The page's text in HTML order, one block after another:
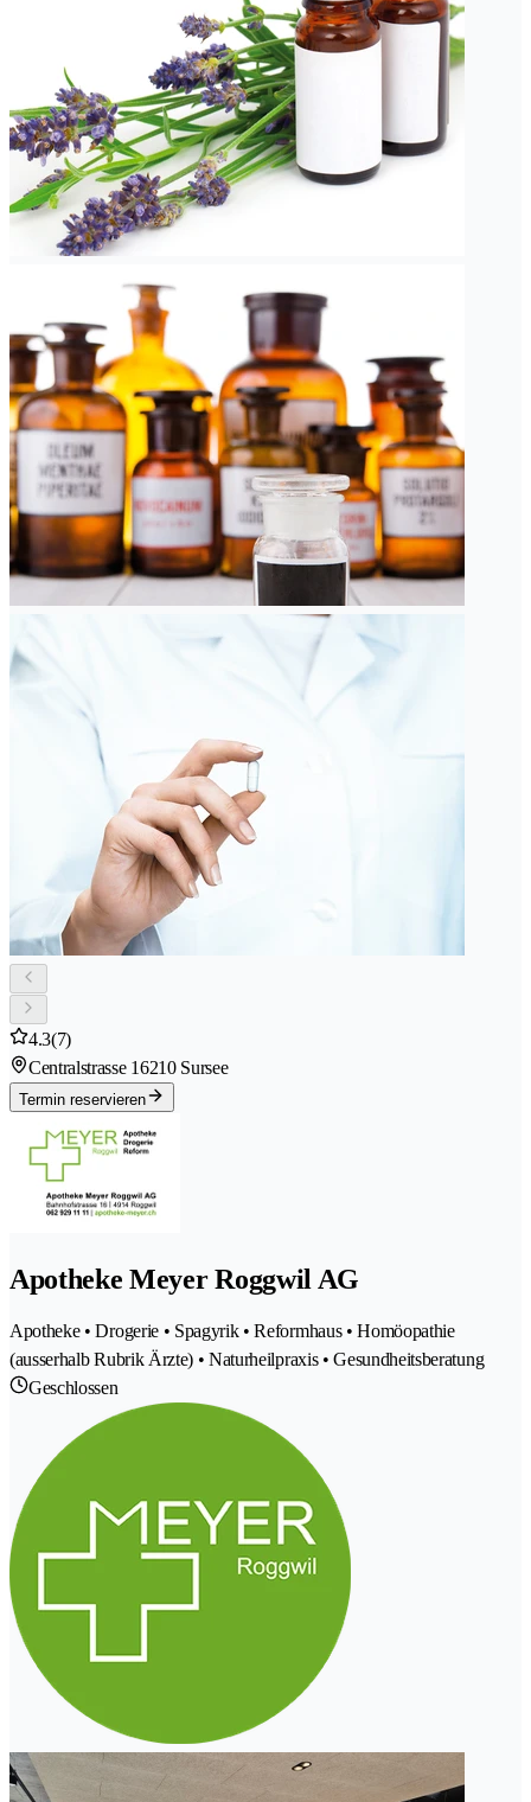
4.3(7)
Centralstrasse 16210 Sursee
Termin reservieren
Apotheke Meyer Roggwil AG
Apotheke • Drogerie • Spagyrik • Reformhaus • Homöopathie
(ausserhalb Rubrik Ärzte) • Naturheilpraxis • Gesundheitsberatung
Geschlossen